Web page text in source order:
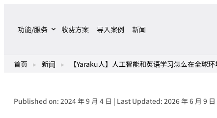
功能/服务 收费方案 导入案例 新闻
首页 ▸ 新闻 ▸ 【Yaraku人】人工智能和英语学习怎么在全球
Published on: 2024 年 9 月 4 日 | Last Updated: 2026 年 6 月 9 日